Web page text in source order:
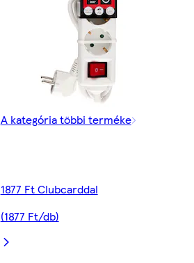
A kategória többi terméke
1877 Ft Clubcarddal
(1877 Ft/db)